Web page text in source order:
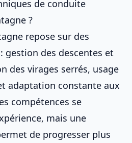
de conduite
?
repose sur des
gestion des descentes et
des virages serrés, usage
adaptation constante aux
compétences se
mais une
de progresser plus